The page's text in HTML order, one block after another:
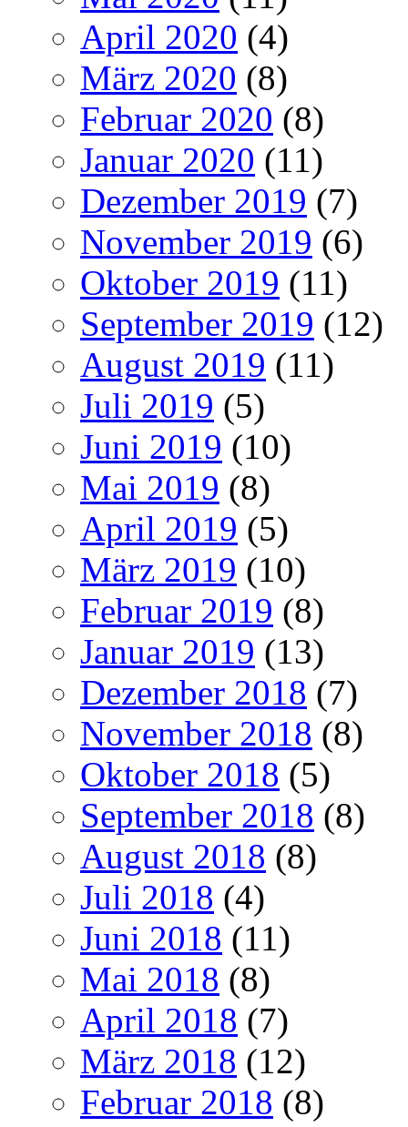
April 2020 (4)
März 2020 (8)
Februar 2020 (8)
Januar 2020 (11)
Dezember 2019 (7)
November 2019 (6)
Oktober 2019 (11)
September 2019 (12)
August 2019 (11)
Juli 2019 (5)
Juni 2019 (10)
Mai 2019 (8)
April 2019 (5)
März 2019 (10)
Februar 2019 (8)
Januar 2019 (13)
Dezember 2018 (7)
November 2018 (8)
Oktober 2018 (5)
September 2018 (8)
August 2018 (8)
Juli 2018 (4)
Juni 2018 (11)
Mai 2018 (8)
April 2018 (7)
März 2018 (12)
Februar 2018 (8)